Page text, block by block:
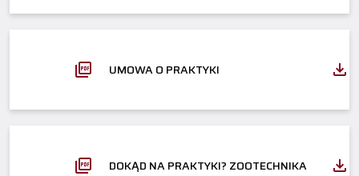
UMOWA O PRAKTYKI
DOKĄD NA PRAKTYKI? ZOOTECHNIKA